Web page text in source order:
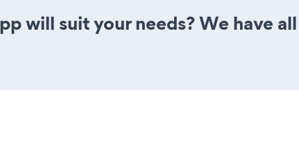
will suit your needs? We have